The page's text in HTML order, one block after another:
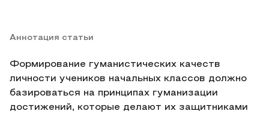
Аннотация статьи
Формирование гуманистических качеств
личности учеников начальных классов должно
базироваться на принципах гуманизации
достижений, которые делают их защитниками